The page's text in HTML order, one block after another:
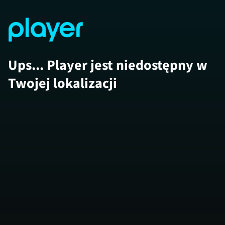
Ups... Player jest niedostępny w
Twojej lokalizacji